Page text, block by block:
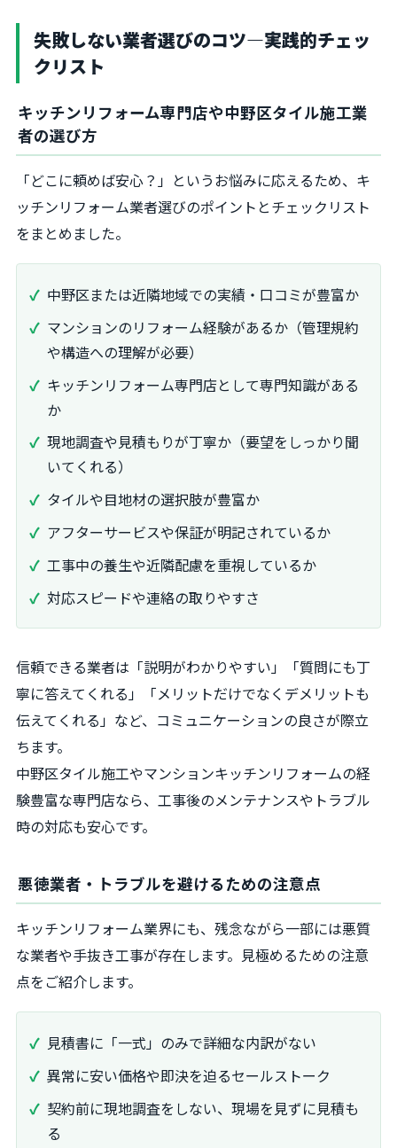
失敗しない業者選びのコツ―実践的チェッ
クリスト
キッチンリフォーム専門店や中野区タイル施工業
者の選び方
「どこに頼めば安心？」というお悩みに応えるため、キ
ッチンリフォーム業者選びのポイントとチェックリスト
をまとめました。
中野区または近隣地域での実績・口コミが豊富か
マンションのリフォーム経験があるか（管理規約
や構造への理解が必要）
キッチンリフォーム専門店として専門知識がある
か
現地調査や見積もりが丁寧か（要望をしっかり聞
いてくれる）
タイルや目地材の選択肢が豊富か
アフターサービスや保証が明記されているか
工事中の養生や近隣配慮を重視しているか
対応スピードや連絡の取りやすさ
信頼できる業者は「説明がわかりやすい」「質問にも丁
寧に答えてくれる」「メリットだけでなくデメリットも
伝えてくれる」など、コミュニケーションの良さが際立
ちます。
中野区タイル施工やマンションキッチンリフォームの経
験豊富な専門店なら、工事後のメンテナンスやトラブル
時の対応も安心です。
悪徳業者・トラブルを避けるための注意点
キッチンリフォーム業界にも、残念ながら一部には悪質
な業者や手抜き工事が存在します。見極めるための注意
点をご紹介します。
見積書に「一式」のみで詳細な内訳がない
異常に安い価格や即決を迫るセールストーク
契約前に現地調査をしない、現場を見ずに見積も
る